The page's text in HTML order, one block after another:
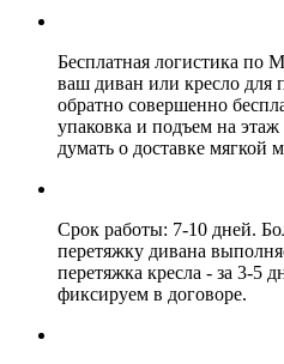
Бесплатная логистика по
ваш диван или кресло для
обратно совершенно
упаковка и подъем на
думать о доставке мягкой
Срок работы: 7-10 дней.
перетяжку дивана
перетяжка кресла - за 3-5
фиксируем в договоре.